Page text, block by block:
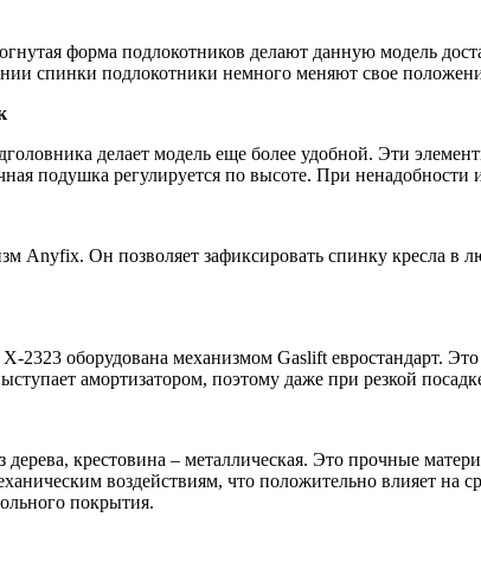
форма подлокотников делают данную модель
спинки подлокотники немного меняют свое
делает модель еще более удобной. Эти
подушка регулируется по высоте. При ненадобности
Anyfix. Он позволяет зафиксировать спинку кресла
2323 оборудована механизмом Gaslift евростандарт.
амортизатором, поэтому даже при резкой
дерева, крестовина – металлическая. Это прочные
воздействиям, что положительно влияет на
покрытия.